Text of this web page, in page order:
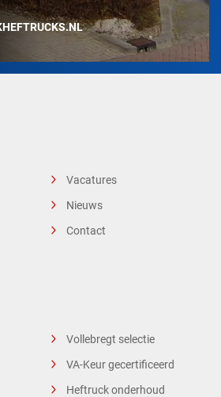
Vacatures
Nieuws
Contact
Vollebregt selectie
VA-Keur gecertificeerd
Heftruck onderhoud